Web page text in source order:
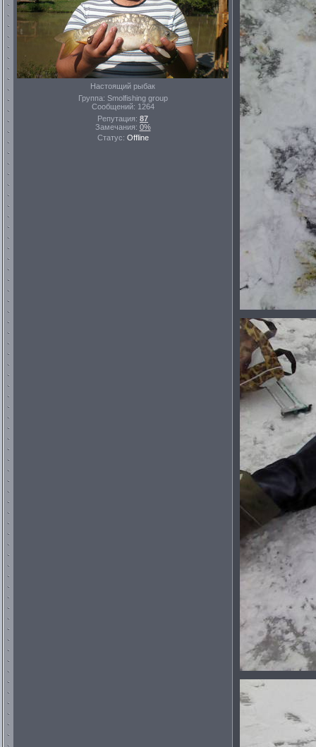
Настоящий рыбак
Группа: Smolfishing group
Сообщений: 1264
Репутация: 87
Замечания: 0%
Статус: Offline